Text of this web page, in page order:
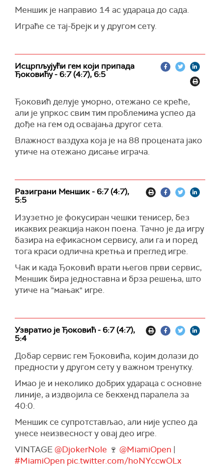
Меншик је направио 14 ас удараца до сада.
Играће се тај-брејк и у другом сету.
Исцрпљујући гем који припада
Ђоковићу - 6:7 (4:7), 6:5
Ђоковић делује уморно, отежано се креће,
али је упркос свим тим проблемима успео да
дође на гем од освајања другог сета.
Влажност ваздуха која је на 88 процената јако
утиче на отежано дисање играча.
Разиграни Меншик - 6:7 (4:7),
5:5
Изузетно је фокусиран чешки тенисер, без
икаквих реакција након поена. Тачно је да игру
базира на ефикасном сервису, али га и поред
тога краси одлична кретња и преглед игре.
Чак и када Ђоковић врати његов први сервис,
Меншик бира једноставна и брза решења, што
утиче на "мањак" игре.
Узвратио је Ђоковић - 6:7 (4:7),
5:4
Добар сервис гем Ђоковића, којим долази до
предности у другом сету у важном тренутку.
Имао је и неколико добрих удараца с основне
линије, а издвојила се бекхенд паралела за
40:0.
Меншик се супротстављао, али није успео да
унесе неизвесност у овај део игре.
VINTAGE @DjokerNole 🍷 @MiamiOpen |
#MiamiOpen pic.twitter.com/hoNYccwOLx